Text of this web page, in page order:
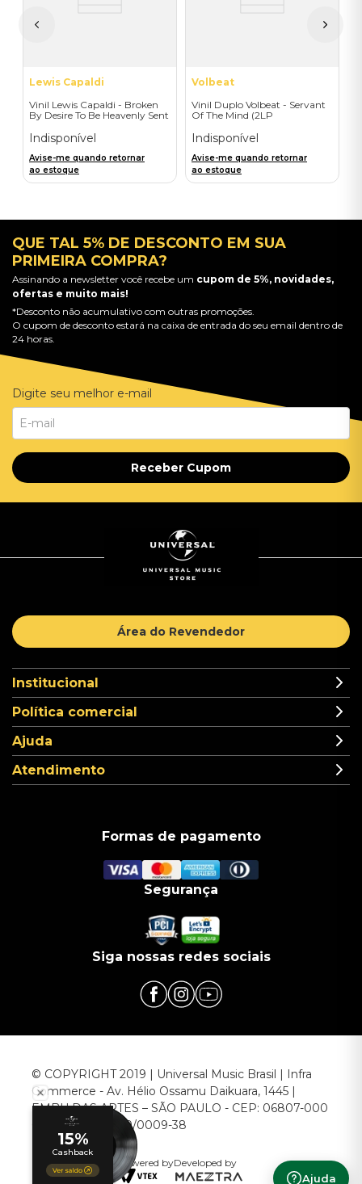
Ajuda
Lewis Capaldi
Vinil Lewis Capaldi - Broken
By Desire To Be Heavenly Sent
Indisponível
Avise-me quando retornar
ao estoque
Volbeat
Vinil Duplo Volbeat - Servant
Of The Mind (2LP
Importado
Indisponível
Avise-me quando retornar
ao estoque
QUE TAL 5% DE DESCONTO EM SUA
PRIMEIRA COMPRA?
Assinando a newsletter você recebe um cupom de 5%, novidades,
ofertas e muito mais!
*Desconto não acumulativo com outras promoções.
O cupom de desconto estará na caixa de entrada do seu email dentro de
24 horas.
Digite seu melhor e-mail
Receber Cupom
Área do Revendedor
Institucional
Política comercial
Ajuda
Atendimento
Formas de pagamento
Segurança
Siga nossas redes sociais
© COPYRIGHT 2019 | Universal Music Brasil | Infra
Commerce - Av. Hélio Ossamu Daikuara, 1445 |
EMBU DAS ARTES – SÃO PAULO - CEP: 06807-000
CNPJ: 00.952.789/0009-38
Powered byDeveloped by